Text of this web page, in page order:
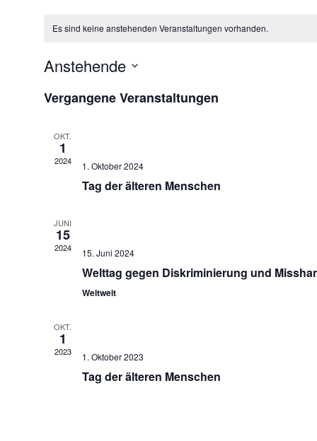
Es sind keine anstehenden Veranstaltungen vorhanden.
Anstehende
auswählen.
List
Veranstaltungen
in
Photo
Vergangene Veranstaltungen
OKT.
1
2024 1. Oktober 2024
Tag der älteren Menschen
JUNI
15
2024 15. Juni 2024
Welttag gegen Diskriminierung und
Weltweit
OKT.
1
2023 1. Oktober 2023
Tag der älteren Menschen